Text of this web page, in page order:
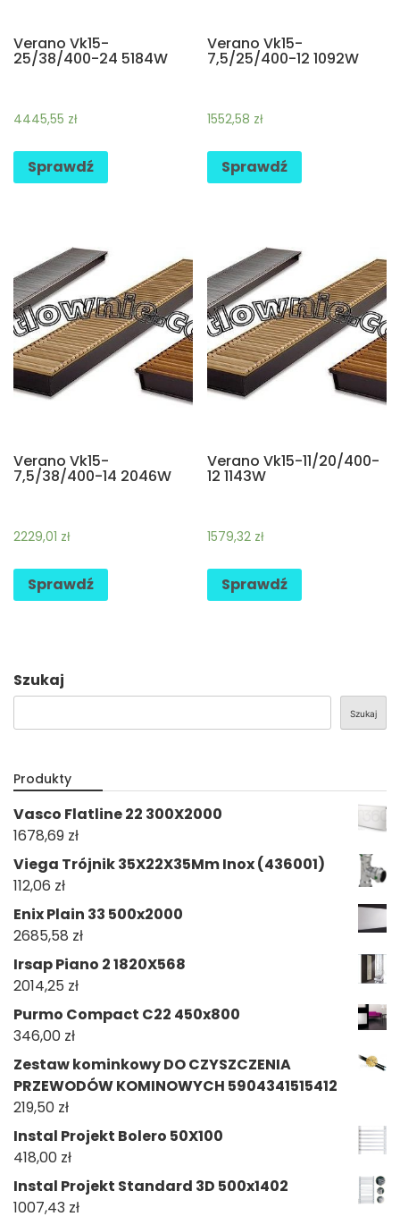
Verano Vk15-
25/38/400-24 5184W
4445,55 zł
Sprawdź
Verano Vk15-
7,5/25/400-12 1092W
1552,58 zł
Sprawdź
Verano Vk15-
7,5/38/400-14 2046W
2229,01 zł
Sprawdź
Verano Vk15-11/20/400-
12 1143W
1579,32 zł
Sprawdź
Szukaj
Szukaj
Produkty
Vasco Flatline 22 300X2000
1678,69 zł
Viega Trójnik 35X22X35Mm Inox (436001)
112,06 zł
Enix Plain 33 500x2000
2685,58 zł
Irsap Piano 2 1820X568
2014,25 zł
Purmo Compact C22 450x800
346,00 zł
Zestaw kominkowy DO CZYSZCZENIA
PRZEWODÓW KOMINOWYCH 5904341515412
219,50 zł
Instal Projekt Bolero 50X100
418,00 zł
Instal Projekt Standard 3D 500x1402
1007,43 zł